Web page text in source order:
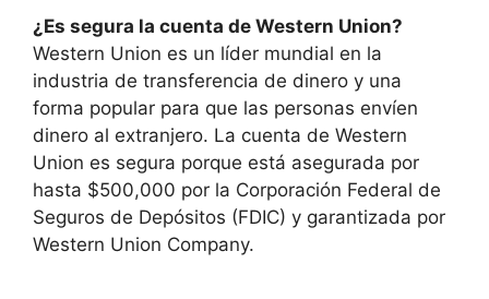
¿Es segura la cuenta de Western Union?
Western Union es un líder mundial en la
industria de transferencia de dinero y una
forma popular para que las personas envíen
dinero al extranjero. La cuenta de Western
Union es segura porque está asegurada por
hasta $500,000 por la Corporación Federal de
Seguros de Depósitos (FDIC) y garantizada por
Western Union Company.